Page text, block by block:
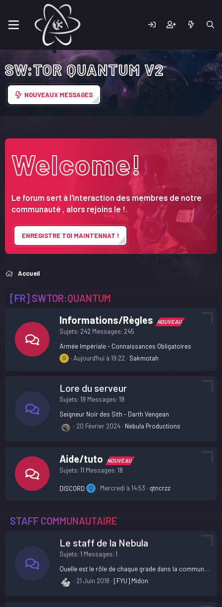
SW:TOR QUANTUM V2
NOUVEAUX MESSAGES
Welcome!
Le forum sert à l'interaction des membres de notre
communauté , alors rejoins le !.
ENREGISTRE TOI MAINTENNAT !
Accueil
[FR] SWTOR:QUANTUM
Informations/Règles
NOUVEAU
Sujets 242 Messages 245
Armée Impériale - Connaissances Obligatoires
S Aujourd'hui à 19:22 Sakmotah
Lore du serveur
Sujets 19 Messages 19
Seigneur Noir des Sith - Darth Vengean
20 Février 2024
Nebula Productions
Aide/tuto NOUVEAU
Sujets 11 Messages 18
DISCORD Q Mercredi à 14:53 qtncrzz
STAFF COMMUNAUTAIRE
Le staff de la Nebula
Sujets 1 Messages 1
Quelle est le rôle de chaque grade dans la communauté ?
21 Juin 2018
[FYU] Midon